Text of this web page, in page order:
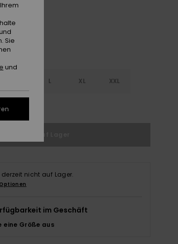
L XL XXL
derzeit nicht auf Lager.
im Geschäft
eine Größe aus
Sie
und